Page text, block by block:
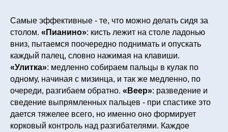
Самые эффективные - те, что можно делать сидя за
столом. «Пианино»: кисть лежит на столе ладонью
вниз, пытаемся поочередно поднимать и опускать
каждый палец, словно нажимая на клавиши.
«Улитка»: медленно собираем пальцы в кулак по
одному, начиная с мизинца, и так же медленно, по
очереди, разгибаем обратно. «Веер»: разведение и
сведение выпрямленных пальцев - при спастике это
дается тяжелее всего, но именно оно формирует
корковый контроль над разгибателями. Каждое